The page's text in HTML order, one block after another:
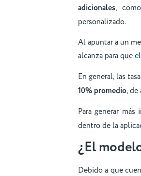
adicionales,
personalizado.
Al apuntar a un
alcanza para que
En general, las
10% promedio,
Para generar
dentro de la
¿El
Debido a que